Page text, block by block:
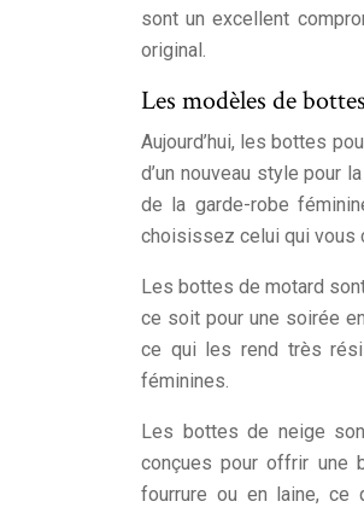
sont un excellent
original.
Les modèles de
Aujourd’hui, les bottes
d’un nouveau style pour
de la garde-robe
choisissez celui qui vous
Les bottes de motard
ce soit pour une soirée
ce qui les rend très
féminines.
Les bottes de neige
conçues pour offrir une
fourrure ou en laine, ce